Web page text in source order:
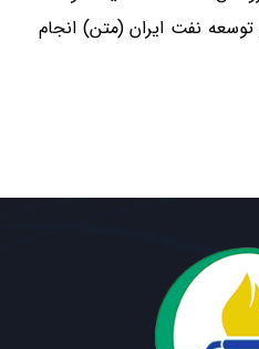
نفت ایران (متن) انجام